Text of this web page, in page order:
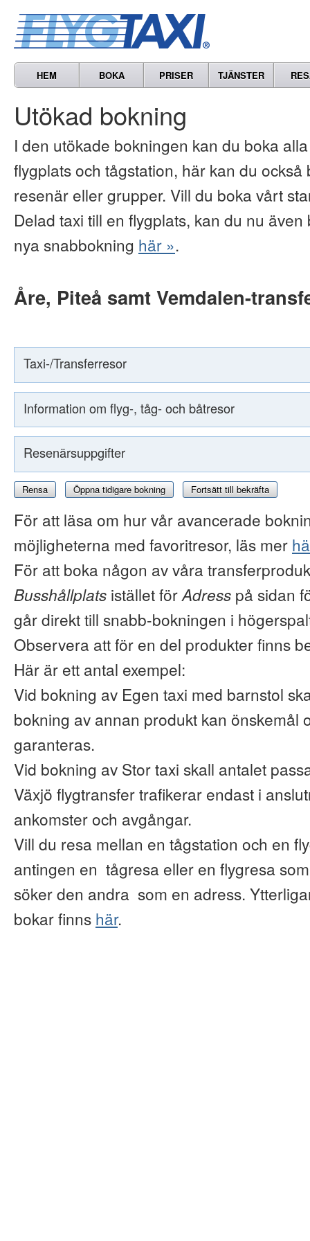
HEM BOKA PRISER TJÄNSTER
Utökad bokning
I den utökade bokningen kan du boka
flygplats och tågstation, här kan du
resenär eller grupper. Vill du boka vårt
Delad taxi till en flygplats, kan du nu
nya snabbokning här ».
Åre, Piteå samt Vemdalen-
Taxi-/Transferresor
Information om flyg-, tåg- och båtresor
Resenärsuppgifter
Rensa Öppna tidigare bokning Fortsätt till bekräfta
För att läsa om hur vår avancerade
möjligheterna med favoritresor, läs mer
För att boka någon av våra
Busshållplats istället förAdress på sidan
går direkt till snabb-bokningen i
Observera att för en del produkter finns
Här är ett antal exempel:
Vid bokning av Egen taxi med barnstol
bokning av annan produkt kan önskemål
garanteras.
Vid bokning av Stor taxi skall antalet
Växjö flygtransfer trafikerar endast i
ankomster och avgångar.
Vill du resa mellan en tågstation och en
antingen en tågresa eller en flygresa
söker den andra som en adress.
bokar finns här.